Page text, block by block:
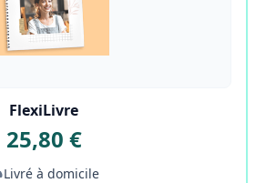
FlexiLivre
25,80 €
Livré à domicile